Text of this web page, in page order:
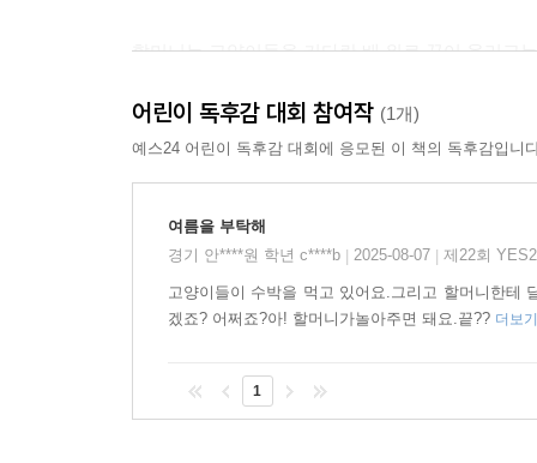
할머니는 고양이들을 커다란 배 위로 끌어 올리고
뱃고동 소리까지!
《야옹야옹 고양이 친구들: 여름을 부탁해!》는
즐거운 여름을 보내고 싶은 서른세 마리 고양이
아니에요! 이제 바다표범 할머니와 장난꾸러기 고
시끌벅적 바닷가 마을로 여행을 떠나 볼까!
어린이 독후감 대회 참여작 (1개)
예스24 어린이 독후감 대회에 응모된 이 책의 독후감입니
여름을 부탁해
경기 안****원 학년 c****b | 2025-08-07 | 제22회
고양이들이 수박을 먹고 있어요.그리고 할머니한테
겠죠? 어쩌죠?아! 할머니가놀아주면 돼요.끝?? 더보기
1